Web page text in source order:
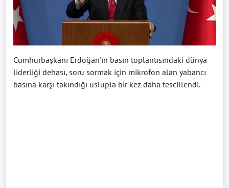
Cumhurbaşkanı Erdoğan'ın basın toplantısındaki dünya
liderliği dehası, soru sormak için mikrofon alan yabancı
basına karşı takındığı üslupla bir kez daha tescillendi.